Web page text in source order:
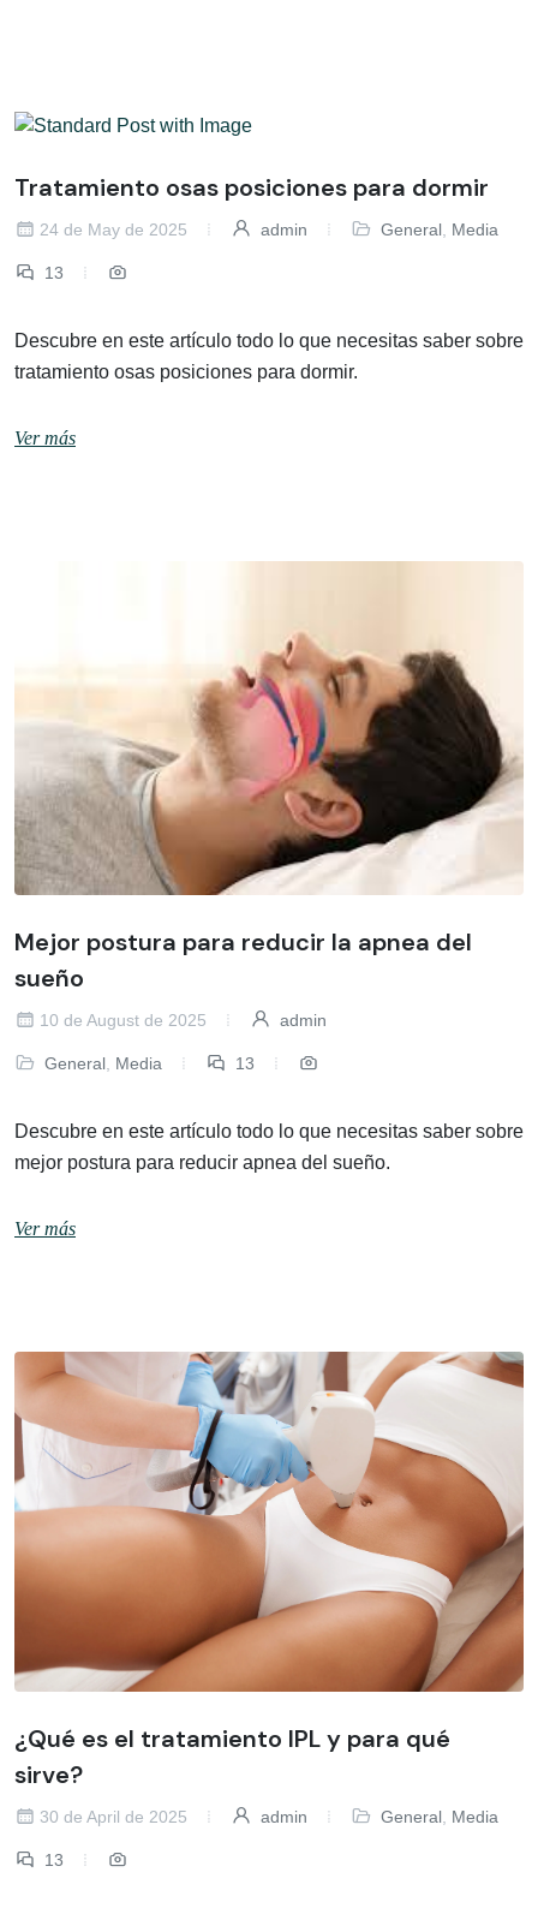
Tratamiento osas posiciones para dormir
24 de May de 2025 admin General Media
13
Descubre en este artículo todo lo que necesitas saber sobre
tratamiento osas posiciones para dormir.
Ver más
Mejor postura para reducir la apnea del
sueño
10 de August de 2025 admin
General, Media 13
Descubre en este artículo todo lo que necesitas saber sobre
mejor postura para reducir apnea del sueño.
Ver más
¿Qué es el tratamiento IPL y para qué
sirve?
30 de April de 2025 admin General Media
13